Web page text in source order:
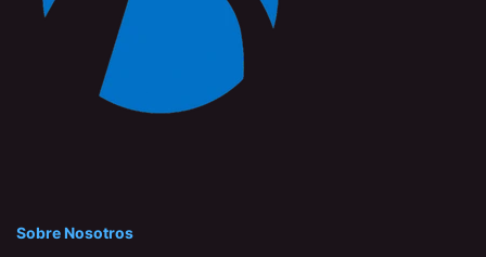
Sobre Nosotros